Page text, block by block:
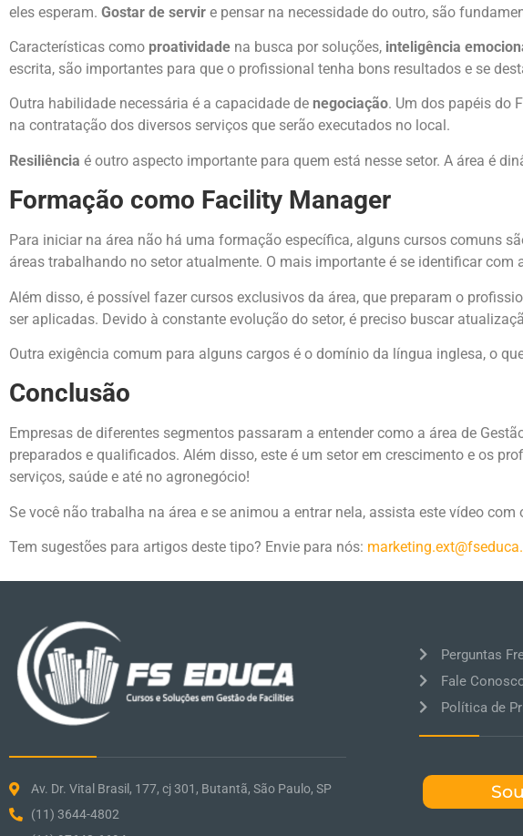
eles esperam. Gostar de servir e pensar na necessidade do outro, são
Características como proatividade na busca por soluções, inteligência
escrita, são importantes para que o profissional tenha bons resultados e se
Outra habilidade necessária é a capacidade de negociação. Um dos papéis do
na contratação dos diversos serviços que serão executados no local.
Resiliência é outro aspecto importante para quem está nesse setor. A área é
Formação como Facility Manager
Para iniciar na área não há uma formação específica, alguns cursos comuns
áreas trabalhando no setor atualmente. O mais importante é se identificar com
Além disso, é possível fazer cursos exclusivos da área, que preparam o
ser aplicadas. Devido à constante evolução do setor, é preciso buscar
Outra exigência comum para alguns cargos é o domínio da língua inglesa, o
Conclusão
Empresas de diferentes segmentos passaram a entender como a área de
preparados e qualificados. Além disso, este é um setor em crescimento e os
serviços, saúde e até no agronegócio!
Se você não trabalha na área e se animou a entrar nela, assista este vídeo
Tem sugestões para artigos deste tipo? Envie para nós:
Av. Dr. Vital Brasil, 177, cj 301, Butantã, São Paulo, SP
(11) 3644-4802
Perguntas
Fale
Política de